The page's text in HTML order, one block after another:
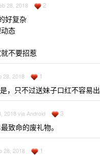
28, 2018 2
好复杂
态
不要招惹
28, 2018 1
，只不过送妹子口红不容易出
2018 via Android 3
致命的废礼物。
28, 2018 1